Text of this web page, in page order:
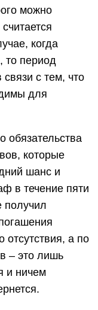
можно
когда
то период
с тем, что
для
обязательства
которые
шанс и
в течение пяти
получил
отсутствия, а по
– это лишь
и ничем